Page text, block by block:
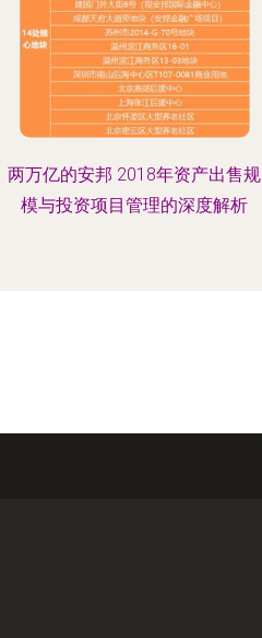
两万亿的安邦 2018年资产出售规
模与投资项目管理的深度解析